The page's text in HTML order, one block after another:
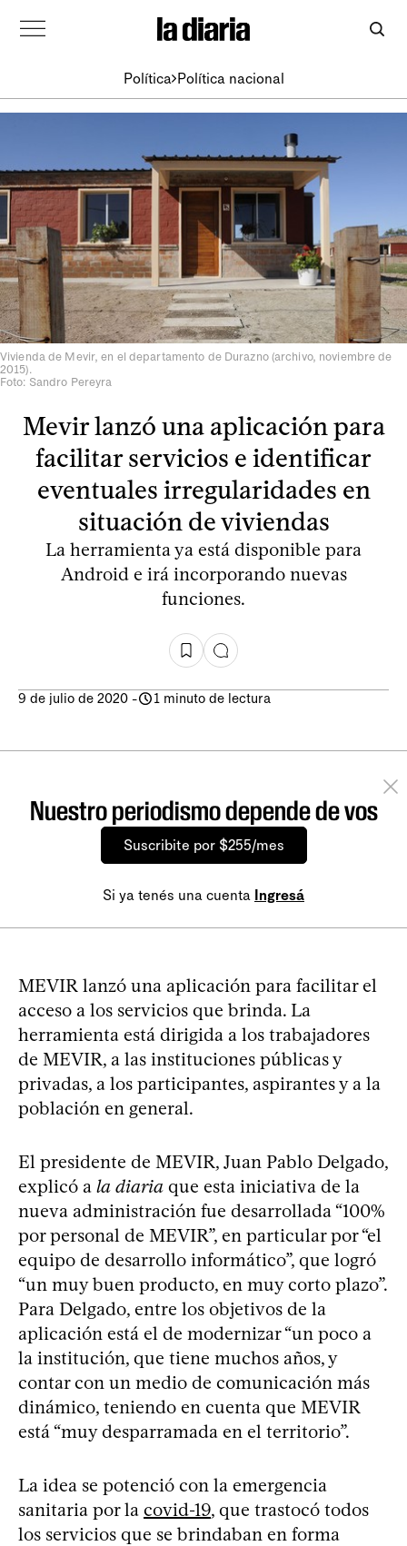
Política Política nacional
Vivienda de Mevir, en el departamento de Durazno (archivo, noviembre de
2015).
Foto: Sandro Pereyra
Mevir lanzó una aplicación para
facilitar servicios e identificar
eventuales irregularidades en
situación de viviendas
La herramienta ya está disponible para
Android e irá incorporando nuevas
funciones.
9 de julio de 2020 - 1 minuto de lectura
Nuestro periodismo depende de vos
Suscribite por $255/mes
Si ya tenés una cuenta Ingresá
MEVIR lanzó una aplicación para facilitar el
acceso a los servicios que brinda. La
herramienta está dirigida a los trabajadores
de MEVIR, a las instituciones públicas y
privadas, a los participantes, aspirantes y a la
población en general.
El presidente de MEVIR, Juan Pablo Delgado,
explicó a la diaria que esta iniciativa de la
nueva administración fue desarrollada “100%
por personal de MEVIR”, en particular por “el
equipo de desarrollo informático”, que logró
“un muy buen producto, en muy corto plazo”.
Para Delgado, entre los objetivos de la
aplicación está el de modernizar “un poco a
la institución, que tiene muchos años, y
contar con un medio de comunicación más
dinámico, teniendo en cuenta que MEVIR
está “muy desparramada en el territorio”.
La idea se potenció con la emergencia
sanitaria por la covid-19, que trastocó todos
los servicios que se brindaban en forma